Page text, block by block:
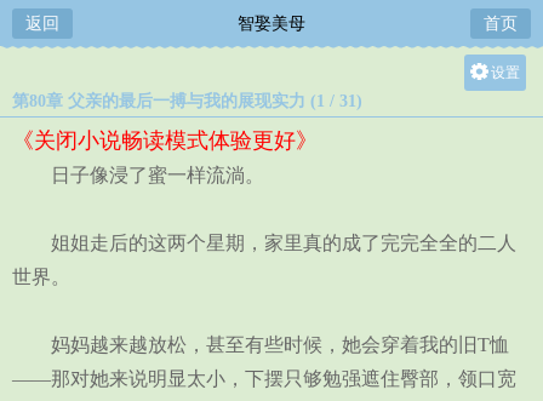
返回 智娶美母 首页
设置
第80章 父亲的最后一搏与我的展现实力 (1 / 31)
《关闭小说畅读模式体验更好》
日子像浸了蜜一样流淌。
姐姐走后的这两个星期，家里真的成了完完全全的二人
世界。
妈妈越来越放松，甚至有些时候，她会穿着我的旧T恤
——那对她来说明显太小，下摆只够勉强遮住臀部，领口宽